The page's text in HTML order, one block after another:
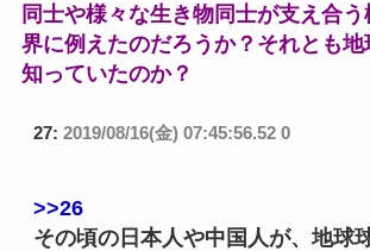
同士や様々な生き物同士が支え合
界に例えたのだろうか？それとも地
知っていたのか？
27: 2019/08/16(金) 07:45:56.52 0
>>26
その頃の日本人や中国人が、地球